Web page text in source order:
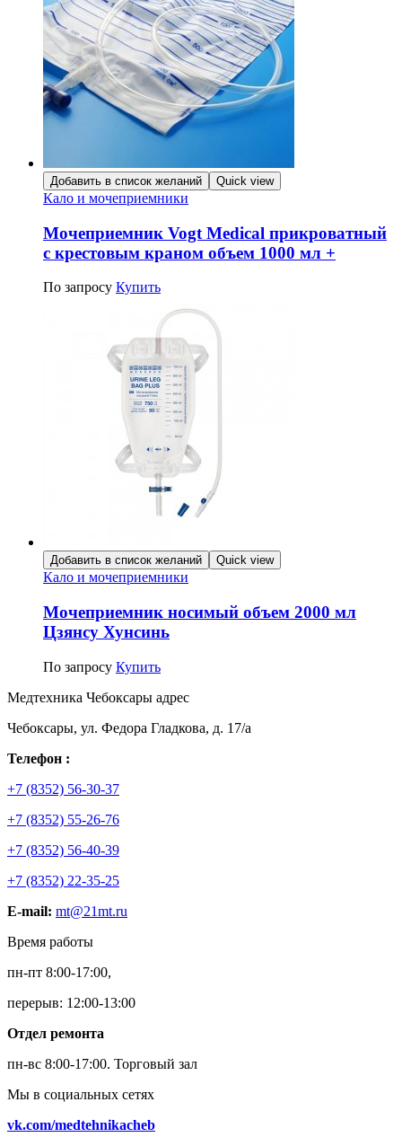
Добавить в список желаний Quick view
Кало и мочеприемники
Мочеприемник Vogt Medical прикроватный
с крестовым краном объем 1000 мл +
По запросу Купить
Добавить в список желаний Quick view
Кало и мочеприемники
Мочеприемник носимый объем 2000 мл
Цзянсу Хунсинь
По запросу Купить
Медтехника Чебоксары адрес
Чебоксары, ул. Федора Гладкова, д. 17/а
Телефон :
+7 (8352) 56-30-37
+7 (8352) 55-26-76
+7 (8352) 56-40-39
+7 (8352) 22-35-25
E-mail: mt@21mt.ru
Время работы
пн-пт 8:00-17:00,
перерыв: 12:00-13:00
Отдел ремонта
пн-вс 8:00-17:00. Торговый зал
Мы в социальных сетях
vk.com/medtehnikacheb